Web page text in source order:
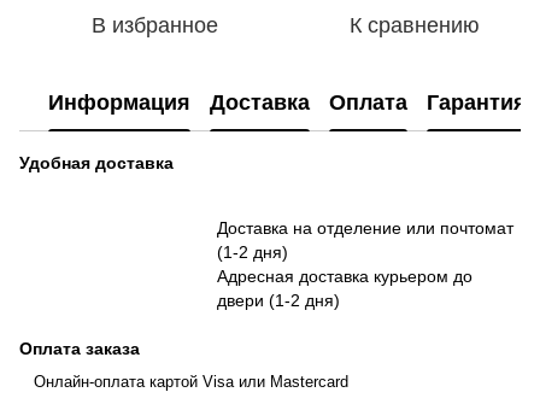
В избранное К сравнению
Информация Доставка Оплата Гарантия
Удобная доставка
Доставка на отделение или почтомат
(1-2 дня)
Адресная доставка курьером до
двери (1-2 дня)
Оплата заказа
Онлайн-оплата картой Visa или Mastercard